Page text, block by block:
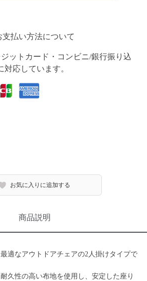
支払い方法について
ットカード・コンビニ/銀行振り込
対応しています。
お気に入りに追加する
商品説明
適なアウトドアチェアの2人掛けタイプで
久性の高い布地を使用し、安定した座り